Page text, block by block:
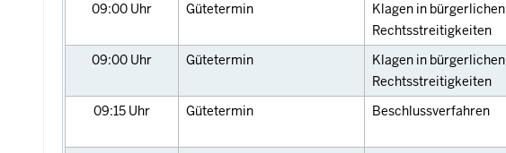
09:00 Uhr Gütetermin
Klagen in bürgerlichen
Rechtsstreitigkeiten
09:00 Uhr Gütetermin
Klagen in bürgerlichen
Rechtsstreitigkeiten
09:15 Uhr Gütetermin Beschlussverfahren